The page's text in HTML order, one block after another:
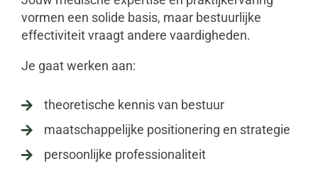
vormen een solide basis, maar bestuurlijke
effectiviteit vraagt andere vaardigheden.
Je gaat werken aan:
 theoretische kennis van bestuur
 maatschappelijke positionering en strategie
 persoonlijke professionaliteit